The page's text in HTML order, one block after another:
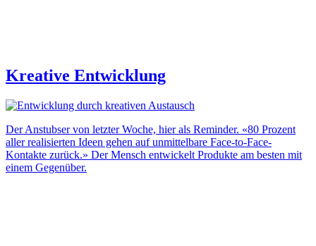
Kreative Entwicklung
Der Anstubser von letzter Woche, hier als Reminder. «80 Prozent
aller realisierten Ideen gehen auf unmittelbare Face-to-Face-
Kontakte zurück.» Der Mensch entwickelt Produkte am besten mit
einem Gegenüber.